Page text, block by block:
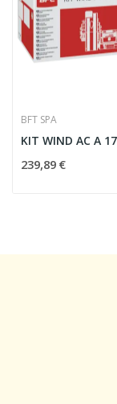
BFT SPA
239,89 €